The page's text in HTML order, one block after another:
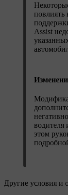
повлиять
Assist
водителя
этом
Другие условия и